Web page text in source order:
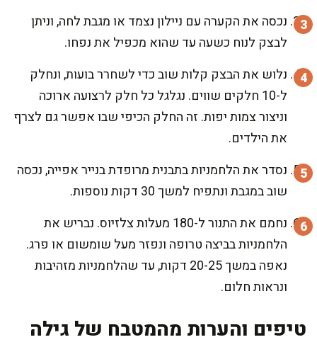
נכסה את הקערה עם ניילון נצמד או מגבת לחה, וניתן
לבצק לנוח כשעה עד שהוא מכפיל את נפחו.
נלוש את הבצק קלות שוב כדי לשחרר בועות, ונחלק
ל-10 חלקים שווים. נגלגל כל חלק לרצועה ארוכה
וניצור צמות יפות. זה החלק הכיפי שבו אפשר גם לצרף
את הילדים.
נסדר את הלחמניות בתבנית מרופדת בנייר אפייה, נכסה
שוב במגבת ונתפיח למשך 30 דקות נוספות.
נחמם את התנור ל-180 מעלות צלזיוס. נבריש את
הלחמניות בביצה טרופה ונפזר מעל שומשום או פרג.
נאפה במשך 20-25 דקות, עד שהלחמניות מזהיבות
ונראות חלום.
טיפים והערות מהמטבח של גילה